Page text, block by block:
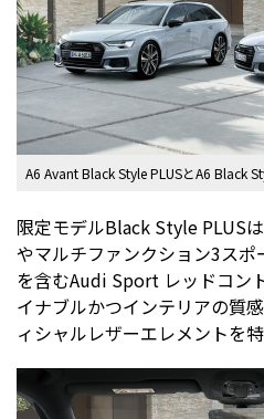
A6 Avant Black Style PLUSとA6 Black
限定モデルBlack Style PLUS
やマルチファンクション3ス
を含むAudi Sport レッドコン
イナブルかつインテリアの質
ィシャルレザーエレメントを